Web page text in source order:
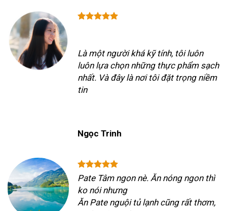
Là một người khá kỹ tính, tôi luôn
luôn lựa chọn những thực phẩm sạch
nhất. Và đây là nơi tôi đặt trọng niềm
tin
Ngọc Trinh
Pate Tâm ngon nè. Ăn nóng ngon thì
ko nói nhưng
Ăn Pate nguội tủ lạnh cũng rất thơm,